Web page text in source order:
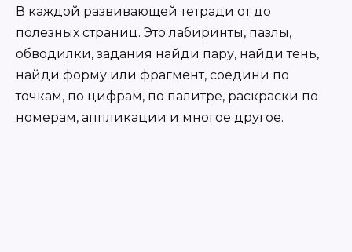
В каждой развивающей тетради от до
полезных страниц. Это лабиринты, пазлы,
обводилки, задания найди пару, найди тень,
найди форму или фрагмент, соедини по
точкам, по цифрам, по палитре, раскраски по
номерам, аппликации и многое другое.